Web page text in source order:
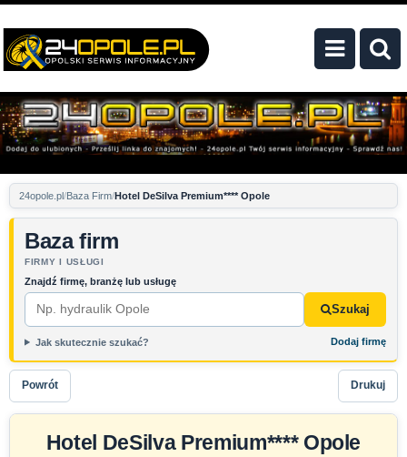
24opole.pl Baza Firm Hotel DeSilva Premium**** Opole
Baza firm
FIRMY I USŁUGI
Znajdź firmę, branżę lub usługę
Szukaj
Jak skutecznie szukać? Dodaj firmę
Powrót Drukuj
Hotel DeSilva Premium**** Opole